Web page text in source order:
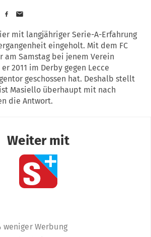
mit langjähriger Serie-A-Erfahrung
eingeholt. Mit dem FC
am Samstag bei jenem Verein
2011 im Derby gegen Lecce
geschossen hat. Deshalb stellt
Masiello überhaupt mit nach
die Antwort.